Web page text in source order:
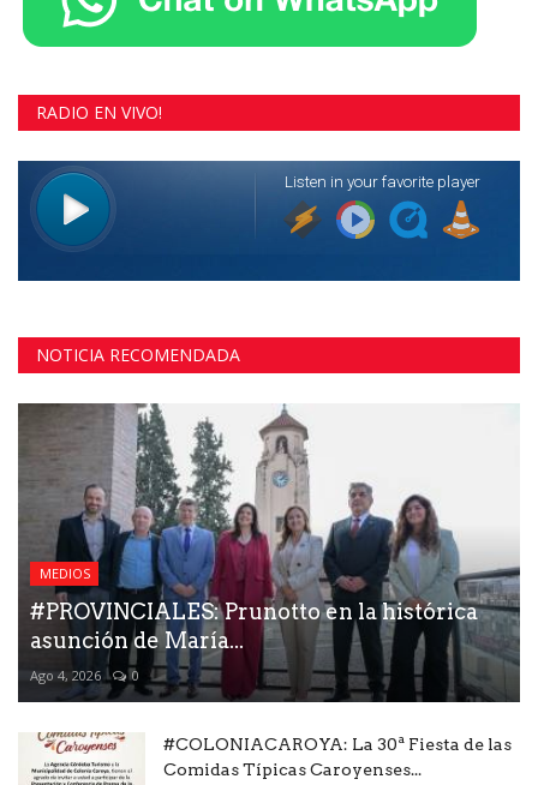
RADIO EN VIVO!
NOTICIA RECOMENDADA
MEDIOS
#PROVINCIALES: Prunotto en la histórica
asunción de María...
Ago 4, 2026 0
#COLONIACAROYA: La 30ª Fiesta de las
Comidas Típicas Caroyenses...